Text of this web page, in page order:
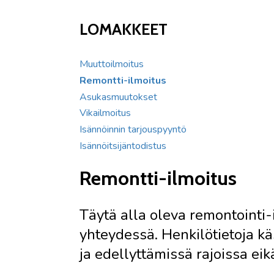
LOMAKKEET
Muuttoilmoitus
Remontti-ilmoitus
Asukasmuutokset
Vikailmoitus
Isännöinnin tarjouspyyntö
Isännöitsijäntodistus
Remontti-ilmoitus
Täytä alla oleva
yhteydessä. Henkilötietoja
ja edellyttämissä rajoissa